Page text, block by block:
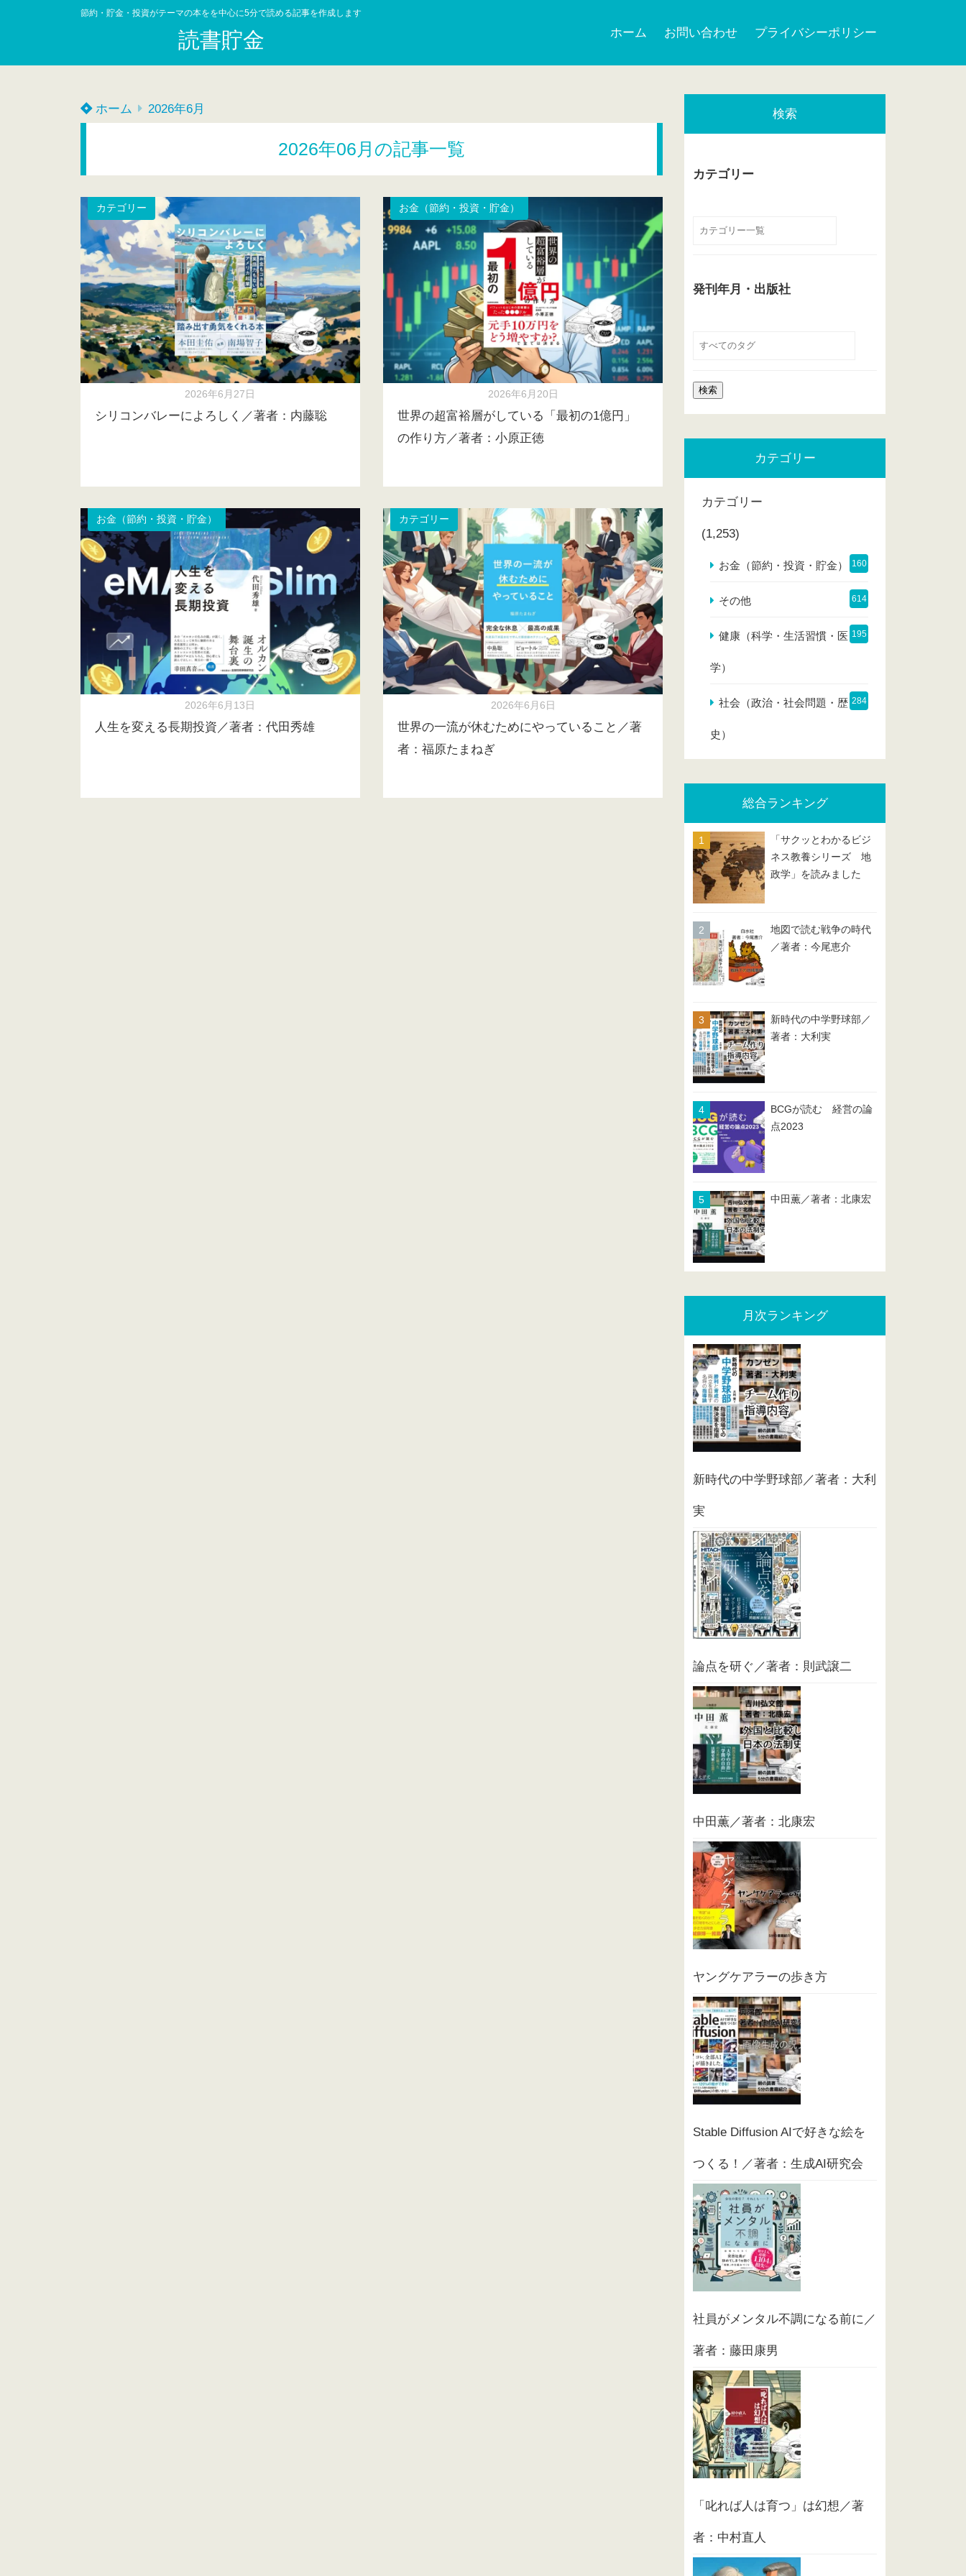
節約・貯金・投資がテーマの本をを中心に5分で読める記事を作成します
読書貯金 ホーム お問い合わせ プライバシーポリシー
ホーム 2026年6月
2026年06月の記事一覧
カテゴリー
2026年6月27日
シリコンバレーによろしく／著者：内藤聡
お金（節約・投資・貯金）
2026年6月20日
世界の超富裕層がしている「最初の1億円」
の作り方／著者：小原正徳
お金（節約・投資・貯金）
2026年6月13日
人生を変える長期投資／著者：代田秀雄
カテゴリー
2026年6月6日
世界の一流が休むためにやっていること／著
者：福原たまねぎ
検索
カテゴリー
発刊年月・出版社
カテゴリー
カテゴリー
(1,253)
お金（節約・投資・貯金） 160
その他 614
健康（科学・生活習慣・医
学）
195
社会（政治・社会問題・歴
史）
284
総合ランキング
「サクッとわかるビジ
ネス教養シリーズ 地
政学」を読みました
地図で読む戦争の時代
／著者：今尾恵介
新時代の中学野球部／
著者：大利実
BCGが読む 経営の論
点2023
中田薫／著者：北康宏
月次ランキング
新時代の中学野球部／著者：大利
実
論点を研ぐ／著者：則武譲二
中田薫／著者：北康宏
ヤングケアラーの歩き方
Stable Diffusion AIで好きな絵を
つくる！／著者：生成AI研究会
社員がメンタル不調になる前に／
著者：藤田康男
「叱れば人は育つ」は幻想／著
者：中村直人